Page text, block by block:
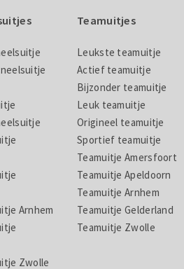
Arnhem
Zwolle
Teamuitjes
Leukste teamuitje
Actief teamuitje
Bijzonder teamuitje
Leuk teamuitje
Origineel teamuitje
Sportief teamuitje
Teamuitje Amersfoort
Teamuitje Apeldoorn
Teamuitje Arnhem
Teamuitje Gelderland
Teamuitje Zwolle